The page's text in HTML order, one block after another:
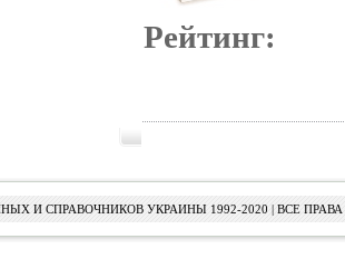
Рейтинг:
И СПРАВОЧНИКОВ УКРАИНЫ 1992-2020 | ВСЕ